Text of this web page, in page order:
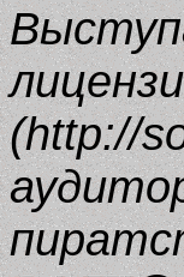
(http://